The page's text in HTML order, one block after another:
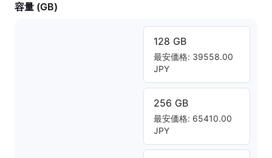
容量 (GB)
128 GB
最安価格: 39558.00
JPY
256 GB
最安価格: 65410.00
JPY